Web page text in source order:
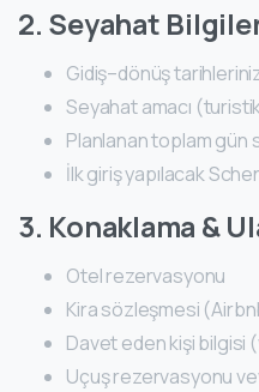
2. Seyahat
Gidiş–dönüş
Seyahat amacı
Planlanan toplam gün
İlk giriş yapılacak
3. Konaklama &
Otel rezervasyonu
Kira sözleşmesi
Davet eden kişi bilgisi
Uçuş rezervasyonu